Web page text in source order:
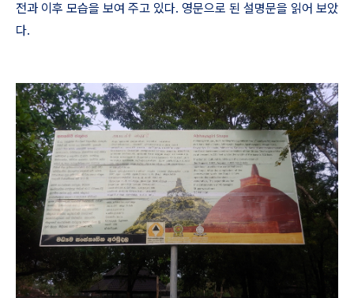
전과 이후 모습을 보여 주고 있다. 영문으로 된 설명문을 읽어 보았
다.